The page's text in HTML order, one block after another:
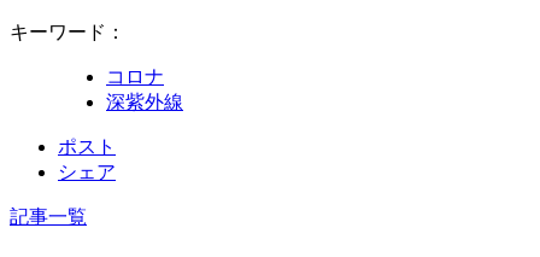
キーワード：
コロナ
深紫外線
ポスト
シェア
記事一覧